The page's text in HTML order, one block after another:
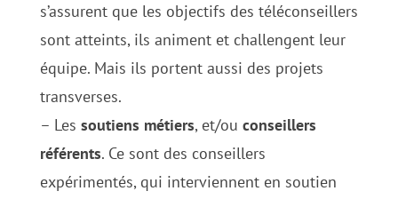
s’assurent que les objectifs des téléconseillers
sont atteints, ils animent et challengent leur
équipe. Mais ils portent aussi des projets
transverses.
– Les soutiens métiers, et/ou conseillers
référents. Ce sont des conseillers
expérimentés, qui interviennent en soutien